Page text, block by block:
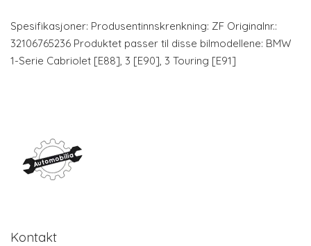
Spesifikasjoner: Produsentinnskrenkning: ZF Originalnr.:
32106765236 Produktet passer til disse bilmodellene: BMW
1-Serie Cabriolet [E88], 3 [E90], 3 Touring [E91]
Kontakt